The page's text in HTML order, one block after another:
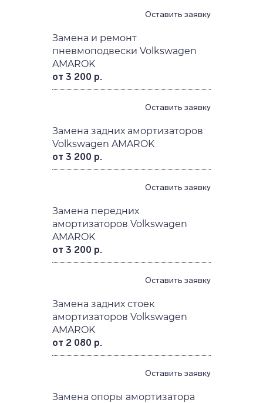
Оставить заявку
Замена и ремонт
пневмоподвески Volkswagen
AMAROK
от 3 200 р.
Оставить заявку
Замена задних амортизаторов
Volkswagen AMAROK
от 3 200 р.
Оставить заявку
Замена передних
амортизаторов Volkswagen
AMAROK
от 3 200 р.
Оставить заявку
Замена задних стоек
амортизаторов Volkswagen
AMAROK
от 2 080 р.
Оставить заявку
Замена опоры амортизатора